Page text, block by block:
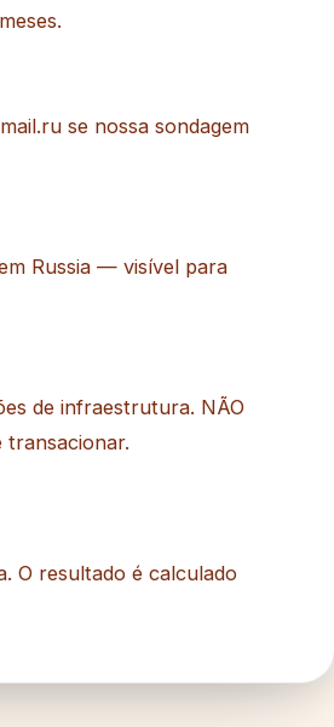
se nossa sondagem
Russia — visível para
de infraestrutura. NÃO
transacionar.
O resultado é calculado